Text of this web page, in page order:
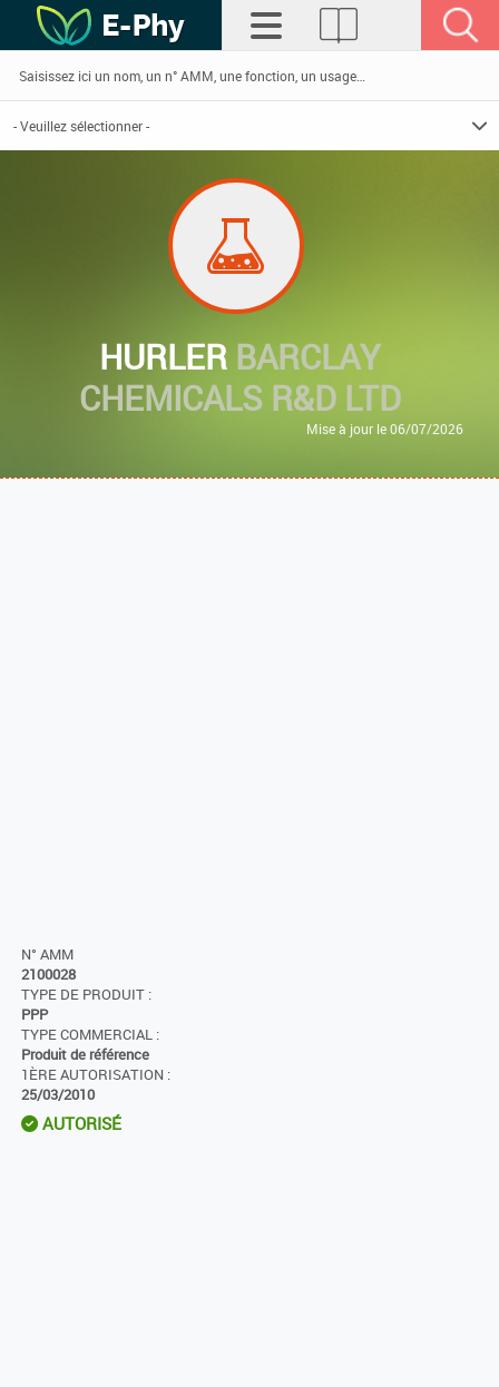
HURLER BARCLAY
CHEMICALS R&D LTD
Mise à jour le 06/07/2026
N° AMM
2100028
TYPE DE PRODUIT :
PPP
TYPE COMMERCIAL :
Produit de référence
1ÈRE AUTORISATION :
25/03/2010
AUTORISÉ